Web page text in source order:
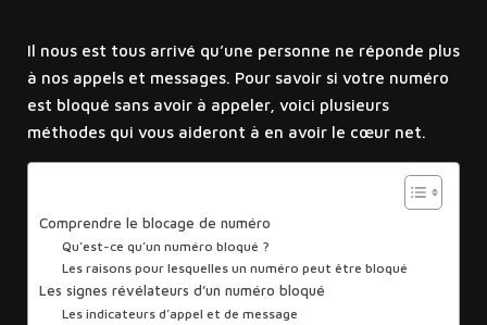
Il nous est tous arrivé qu’une personne ne réponde plus
à nos appels et messages. Pour savoir si votre numéro
est bloqué sans avoir à appeler, voici plusieurs
méthodes qui vous aideront à en avoir le cœur net.
Comprendre le blocage de numéro
Qu’est-ce qu’un numéro bloqué ?
Les raisons pour lesquelles un numéro peut être bloqué
Les signes révélateurs d’un numéro bloqué
Les indicateurs d’appel et de message